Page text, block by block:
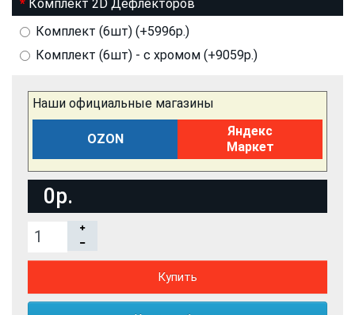
Комплект 2D Дефлекторов
Комплект (6шт) (+5996р.)
Комплект (6шт) - с хромом (+9059р.)
Наши официальные магазины
OZON
Яндекс
Маркет
0р.
Купить